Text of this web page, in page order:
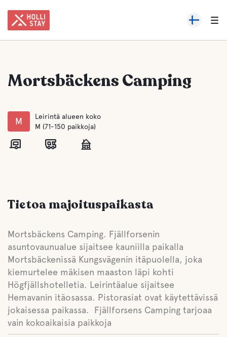
Mortsbäckens Camping
M
Leirintä alueen koko
M (71-150 paikkoja)
Tietoa majoituspaikasta
Mortsbäckens Camping. Fjällforsenin
asuntovaunualue sijaitsee kauniilla paikalla
Mortsbäckenissä Kungsvägenin itäpuolella, joka
kiemurtelee mäkisen maaston läpi kohti
Högfjällshotelletia. Leirintäalue sijaitsee
Hemavanin itäosassa. Pistorasiat ovat käytettävissä
jokaisessa paikassa. Fjällforsens Camping tarjoaa
vain kokoaikaisia paikkoja